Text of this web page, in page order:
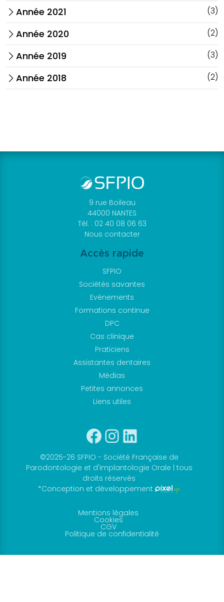
arrow_forward_ios Année 2021 (3)
arrow_forward_ios Année 2020 (2)
arrow_forward_ios Année 2019 (3)
arrow_forward_ios Année 2018 (2)
9 rue Boileau
44000 NANTES
Tél. : 02 40 08 06 63
Nous contacter
Accès rapide
SFPIO
Sociétés savantes
Evénements
Formations continue
DPC
Cas clinique
Praticiens
Assistantes dentaires
Médias
Petites annonces
Liens utiles
Facebook
Instagram
©2025-26 SFPIO - Société Française de
Parodontologie et d'Implantologie Orale | tous
droits réservés
*Conception et développement
Mentions légales
Cookies
CGV
Politique de confidentialité